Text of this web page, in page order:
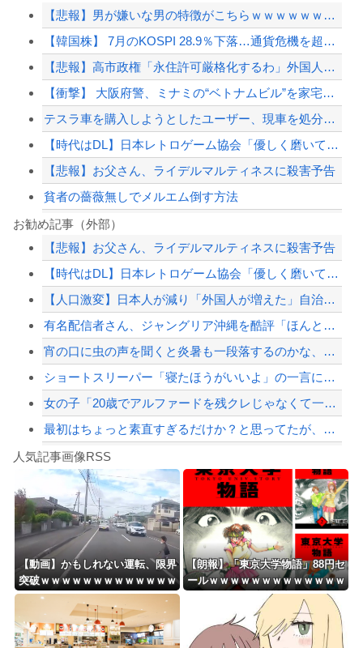
【悲報】男が嫌いな男の特徴がこちらｗｗｗｗｗｗｗｗｗｗ
【韓国株】 7月のKOSPI 28.9％下落…通貨危機を超える過去最大の下げ幅
【悲報】高市政権「永住許可厳格化するわ」外国人さん「もう日本ええわ…」
【衝撃】 大阪府警、ミナミの“ベトナムビル”を家宅捜索した結果・・・・・・
テスラ車を購入しようとしたユーザー、現車を処分して代金を支払い、平日の納車日に予...
【時代はDL】日本レトロゲーム協会「優しく磨いていたのにCDソフトが割れてしまっ...
【悲報】お父さん、ライデルマルティネスに殺害予告
貧者の薔薇無しでメルエム倒す方法
「小泉やめろ！」→市民らが横浜駅前で大絶叫ｗｗｗｗｗｗｗｗ
【これは重い】江口寿史さん「自分の絵ごと、このジャンルはそろそろ終わりかな」
高配当をうたった「みんなで大家さん」→実態は2881億円の債務超過
【配信者】「金バエ」のSNS更新が1週間途絶え、様々な憶測が飛び交う。1週間ぶり...
【緊急速報】NYで警官が黒人男性の首を絞め、暴動第二波不可避へ
Powered by livedoor 相互RSS
お勧め記事（外部）
【悲報】お父さん、ライデルマルティネスに殺害予告
【時代はDL】日本レトロゲーム協会「優しく磨いていたのにCDソフトが割れてしまっ...
【人口激変】日本人が減り「外国人が増えた」自治体ランキング、1位大阪市 2位横浜...
有名配信者さん、ジャングリア沖縄を酷評「ほんとーにおもんない！カス！」→炎上→逆...
宵の口に虫の声を聞くと炎暑も一段落するのかな、とちょっとホッとする
ショートスリーパー「寝たほうがいいよ」の一言にブチギレｗｗｗｗｗ （※動画あり）
女の子「20歳でアルファードを残クレじゃなくて一括で買えちゃう私って素敵」
最初はちょっと素直すぎるだけか？と思ってたが、マウンティング癖が凄まじいと分かっ...
魔王「俺の体臭がやばい」
8/4のニュース
日本旅行キャンセルすべきか…1万年ぶり史上最大級の火山の兆し＝韓国の反応
更新中止のお知らせ
海外「おめでとうタキ！」リヴァプール南野がバースデーゴール！！
人気記事画像RSS
【動画】かもしれない運転、限界
突破ｗｗｗｗｗｗｗｗｗｗｗｗｗ
ｗｗｗｗ
【朗報】「東京大学物語」88円セ
ールｗｗｗｗｗｗｗｗｗｗｗｗｗ
ｗｗｗｗｗ